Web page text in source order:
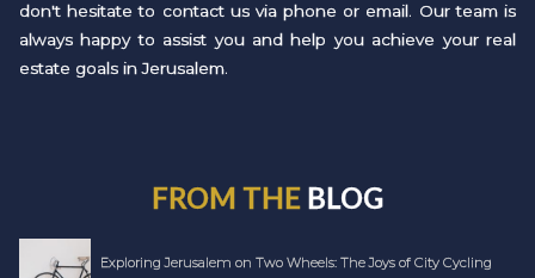
don't hesitate to contact us via phone or email. Our team is
always happy to assist you and help you achieve your real
estate goals in Jerusalem.
FROM THE BLOG
Exploring Jerusalem on Two Wheels: The Joys of City Cycling